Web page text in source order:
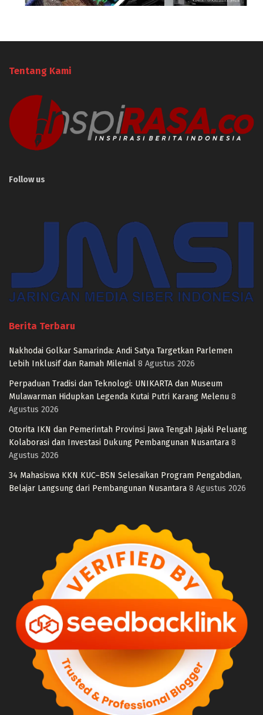
Tentang Kami
Follow us
Berita Terbaru
Nakhodai Golkar Samarinda: Andi Satya Targetkan Parlemen
Lebih Inklusif dan Ramah Milenial 8 Agustus 2026
Perpaduan Tradisi dan Teknologi: UNIKARTA dan Museum
Mulawarman Hidupkan Legenda Kutai Putri Karang Melenu 8
Agustus 2026
Otorita IKN dan Pemerintah Provinsi Jawa Tengah Jajaki Peluang
Kolaborasi dan Investasi Dukung Pembangunan Nusantara 8
Agustus 2026
34 Mahasiswa KKN KUC–BSN Selesaikan Program Pengabdian,
Belajar Langsung dari Pembangunan Nusantara 8 Agustus 2026